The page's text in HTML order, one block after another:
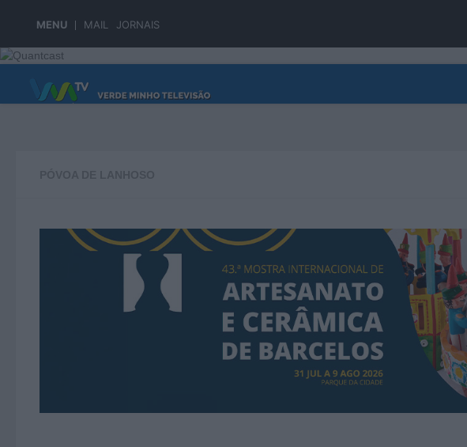
MENU MAIL JORNAIS
Skip to content